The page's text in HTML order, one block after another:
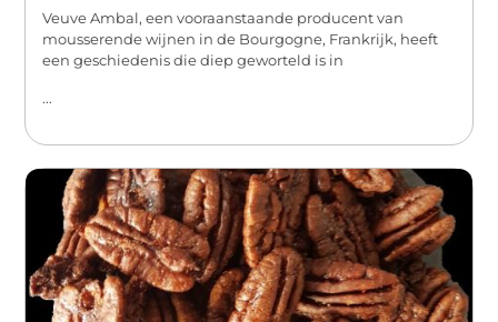
Veuve Ambal, een vooraanstaande producent van
mousserende wijnen in de Bourgogne, Frankrijk, heeft
een geschiedenis die diep geworteld is in
...